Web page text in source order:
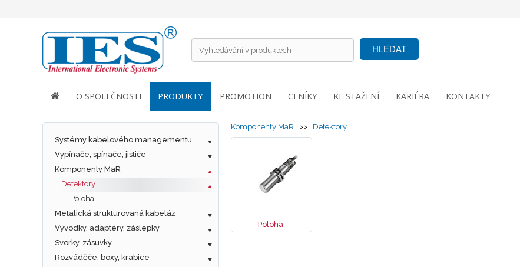
HLEDAT
O SPOLEČNOSTI PRODUKTY PROMOTION CENÍKY KE STAŽENÍ KARIÉRA KONTAKTY
Systémy kabelového managementu
Vypínače, spínače, jističe
Komponenty MaR
Detektory
Poloha
Metalická strukturovaná kabeláž
Vývodky, adaptéry, záslepky
Svorky, zásuvky
Rozváděče, boxy, krabice
Komponenty MaR >> Detektory
Poloha